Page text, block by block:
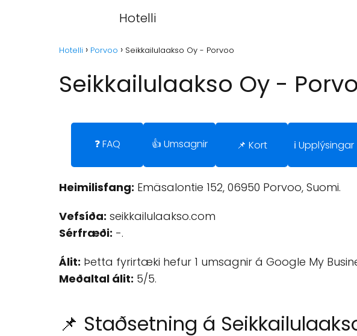
Hotelli
Hotelli Porvoo Seikkailulaakso Oy - Porvoo
Seikkailulaakso Oy -
❓ FAQ 👍 Umsagnir 📌 Kort ℹ️ Upplýsingar
Heimilisfang: Emäsalontie 152, 06950 Porvoo, Suomi.
Vefsíða: seikkailulaakso.com
Sérfræði: -.
Álit: Þetta fyrirtæki hefur 1 umsagnir á Google My
Meðaltal álit: 5/5.
📌 Staðsetning á